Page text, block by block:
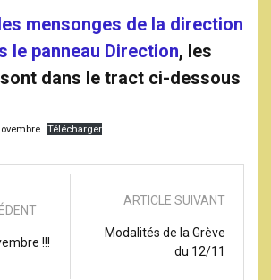
mensonges de la direction
le panneau Direction, les
dans le tract ci-dessous
Télécharger
!!!
ARTICLE SUIVANT
Modalités de la Grève
du 12/11